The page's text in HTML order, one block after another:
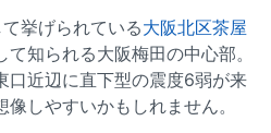
挙げられている大阪北区茶屋
知られる大阪梅田の中心部。
口近辺に直下型の震度6弱が来
しやすいかもしれません。